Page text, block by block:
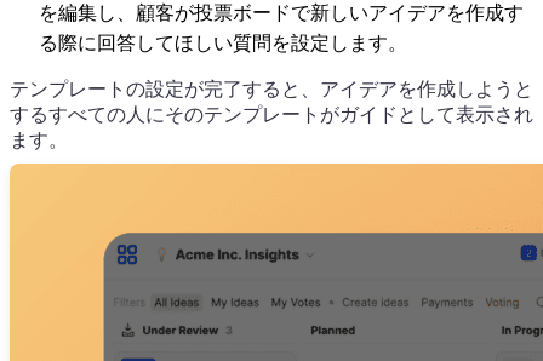
を編集し、顧客が投票ボードで新しいアイデアを作成す
る際に回答してほしい質問を設定します。
テンプレートの設定が完了すると、アイデアを作成しようと
するすべての人にそのテンプレートがガイドとして表示され
ます。